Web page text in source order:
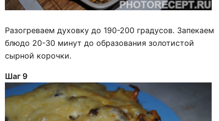
Разогреваем духовку до 190-200 градусов. Запекаем
блюдо 20-30 минут до образования золотистой
сырной корочки.
Шаг 9